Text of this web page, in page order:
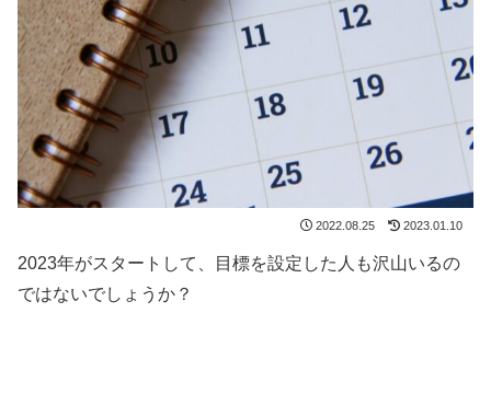
2022.08.25 2023.01.10
2023年がスタートして、目標を設定した人も沢山いるの
ではないでしょうか？